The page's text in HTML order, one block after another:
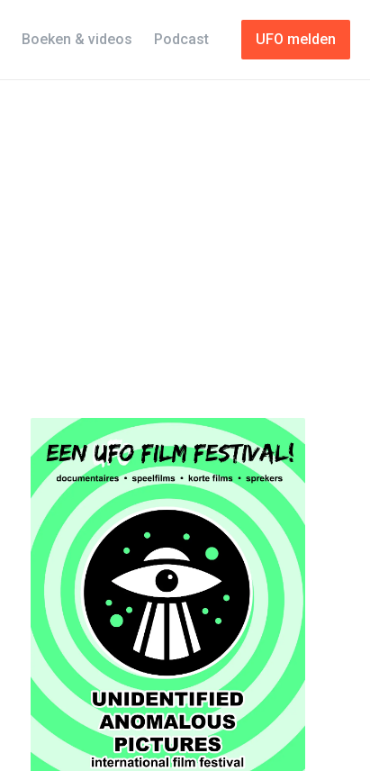
UFO melden
Boeken & videos Podcast